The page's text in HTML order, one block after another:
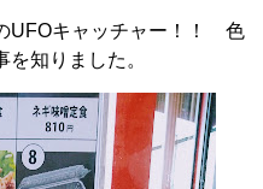
UFOキャッチャー！！ 色
知りました。